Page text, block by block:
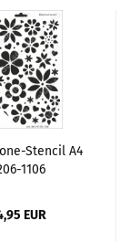
Stencil A4
1106
EUR